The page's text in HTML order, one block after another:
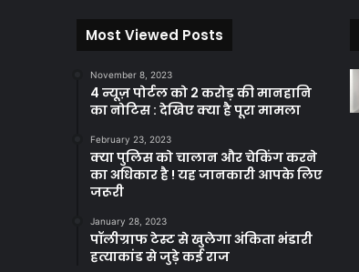
Most Viewed Posts
November 8, 2023
4 न्यूज़ पोर्टल को 2 करोड़ की मानहानि
का नोटिस : देखिए क्या है पूरा मामला
February 23, 2023
क्या पुलिस को चालान और चेकिंग करने
का अधिकार है ! यह जानकारी आपके लिए
जरूरी
January 28, 2023
पॉलीग्राफ टेस्ट से खुलेगा अंकिता भंडारी
हत्याकांड से जुड़े कई राज